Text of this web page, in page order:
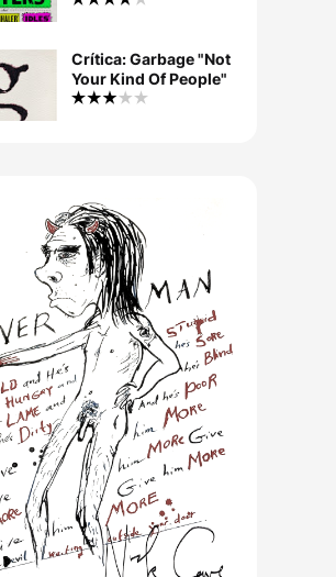
Crítica: Garbage "Not
Your Kind Of People"